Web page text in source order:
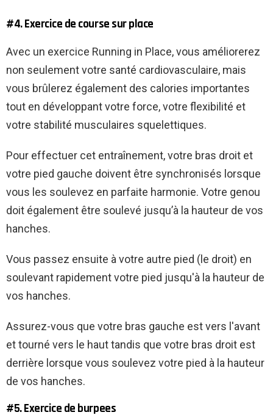
#4. Exercice de course sur place
Avec un exercice Running in Place, vous améliorerez
non seulement votre santé cardiovasculaire, mais
vous brûlerez également des calories importantes
tout en développant votre force, votre flexibilité et
votre stabilité musculaires squelettiques.
Pour effectuer cet entraînement, votre bras droit et
votre pied gauche doivent être synchronisés lorsque
vous les soulevez en parfaite harmonie. Votre genou
doit également être soulevé jusqu’à la hauteur de vos
hanches.
Vous passez ensuite à votre autre pied (le droit) en
soulevant rapidement votre pied jusqu'à la hauteur de
vos hanches.
Assurez-vous que votre bras gauche est vers l'avant
et tourné vers le haut tandis que votre bras droit est
derrière lorsque vous soulevez votre pied à la hauteur
de vos hanches.
#5. Exercice de burpees